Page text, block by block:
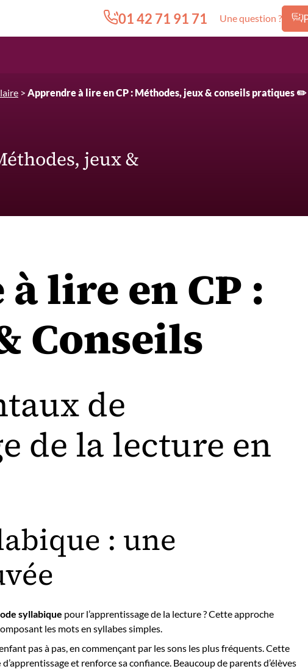
01 42 71 91 71 Une question ?
> Apprendre à lire en CP : Méthodes, jeux & conseils pratiques ✏️
jeux &
lire en CP :
Conseils
de
de la lecture en
: une
syllabique pour l’apprentissage de la lecture ? Cette approche
les mots en syllabes simples.
pas à pas, en commençant par les sons les plus fréquents. Cette
d’apprentissage et renforce sa confiance. Beaucoup de parents d’élèves